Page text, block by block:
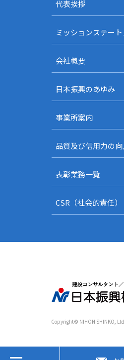
代表挨拶
ミッションステー
会社概要
日本振興のあゆみ
事業所案内
品質及び信用力の向
表彰業務一覧
CSR（社会的責任）
Copyright© NIHON SHINKO,